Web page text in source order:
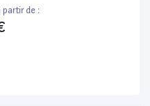
partir de :